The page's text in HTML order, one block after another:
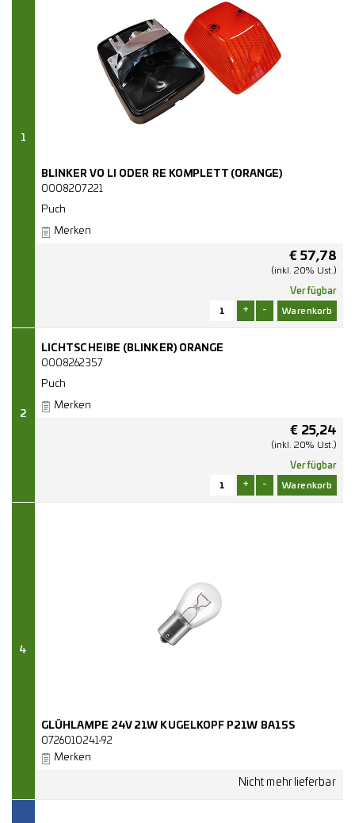
1
BLINKER VO LI ODER RE KOMPLETT (ORANGE)
0008207221
Puch
Merken
€ 57,78
(inkl. 20% Ust.)
Verfügbar
+ -
2
LICHTSCHEIBE (BLINKER) ORANGE
0008262357
Puch
Merken
€ 25,24
(inkl. 20% Ust.)
Verfügbar
+ -
4
GLÜHLAMPE 24V 21W KUGELKOPF P21W BA15S
0726010241-92
Merken